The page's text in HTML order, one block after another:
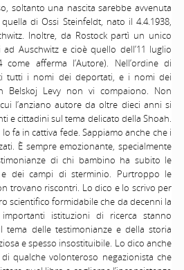
soltanto una nascita sarebbe avvenuta
di Ossi Steinfeldt, nato il 4.4.1938,
Inoltre, da Rostock partì un unico
Auschwitz e cioè quello dell’11 luglio
afferma l’Autore). Nell’ordine di
tutti i nomi dei deportati, e i nomi dei
Belskoj Levy non vi compaiono. Non
l’anziano autore da oltre dieci anni si
e cittadini sul tema delicato della Shoah.
fa in cattiva fede. Sappiamo anche che i
È sempre emozionante, specialmente
di chi bambino ha subito le
dei campi di sterminio. Purtroppo le
trovano riscontri. Lo dico e lo scrivo per
scientifico formidabile che da decenni la
istituzioni di ricerca stanno
delle testimonianze e della storia
e spesso insostituibile. Lo dico anche
qualche volonteroso negazionista che